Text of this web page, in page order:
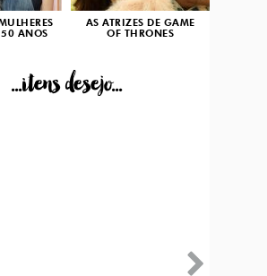
ANOS
AS ATRIZES DE GAME
OF THRONES
...itens desejo...